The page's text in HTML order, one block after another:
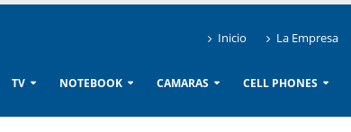
Inicio La Empresa
TV NOTEBOOK CAMARAS CELL PHONES